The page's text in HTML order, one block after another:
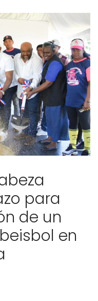
para
de un
en